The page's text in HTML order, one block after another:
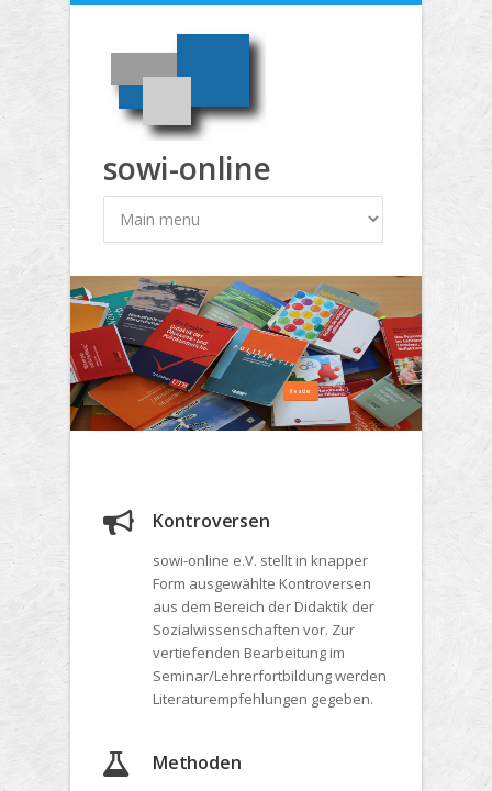
Direkt zum Inhalt
sowi-online
Reader
Kontroversen
sowi-online e.V. stellt in knapper
Form ausgewählte Kontroversen
aus dem Bereich der Didaktik der
Sozialwissenschaften vor. Zur
vertiefenden Bearbeitung im
Seminar/Lehrerfortbildung werden
Literaturempfehlungen gegeben.
Methoden